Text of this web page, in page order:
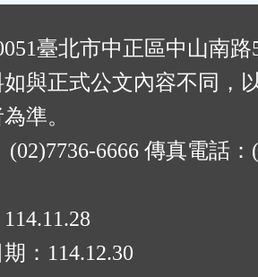
臺北市中正區中山南
與正式公文內容不同，
準。
(02)7736-6666 傳真電話：
114.11.28
： 114.12.30